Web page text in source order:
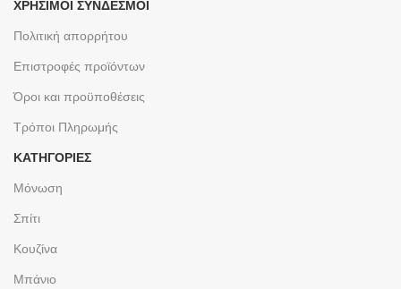
ΧΡΉΣΙΜΟΙ ΣΎΝΔΕΣΜΟΙ
Πολιτική απορρήτου
Επιστροφές προϊόντων
Όροι και προϋποθέσεις
Τρόποι Πληρωμής
ΚΑΤΗΓΟΡΙΕΣ
Μόνωση
Σπίτι
Κουζίνα
Μπάνιο